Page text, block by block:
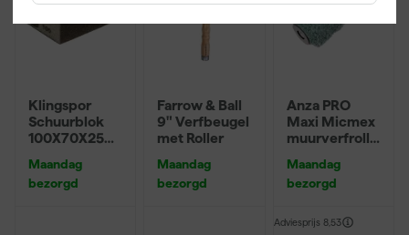
Klingspor
Schuurblok
100X70X25m
P220
Maandag
bezorgd
Farrow & Ball
9" Verfbeugel
met Roller
Maandag
bezorgd
Anza PRO
Maxi Micmex
muurverfrolle
Maandag
bezorgd
Adviesprijs 8,53